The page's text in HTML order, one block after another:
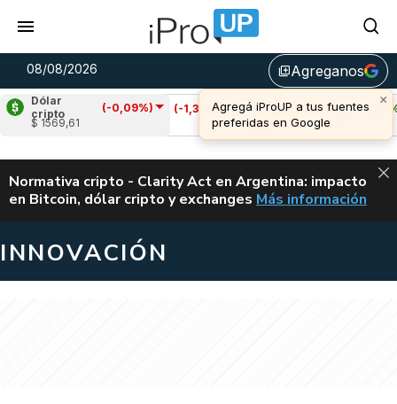
08/08/2026 library_addAgreganos
Dólar
cripto
(-0,09%)
$ 1569,61
Cardano (-1,32%)
u$s 0,20
Avalanche (1,98%)
u$s 6,55
ALERTA
Normativa cripto - Clarity Act en Argentina: impacto
en Bitcoin, dólar cripto y exchanges CLARITY ACT EN
Más información
INNOVACIÓN